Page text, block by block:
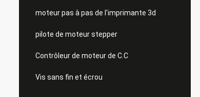
moteur pas à pas de l'imprimante 3d
pilote de moteur stepper
Contrôleur de moteur de C.C
Vis sans fin et écrou